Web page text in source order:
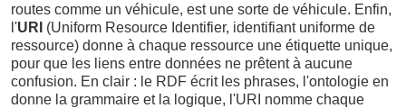
routes comme un véhicule, est une sorte de véhicule. Enfin,
l'URI (Uniform Resource Identifier, identifiant uniforme de
ressource) donne à chaque ressource une étiquette unique,
pour que les liens entre données ne prêtent à aucune
confusion. En clair : le RDF écrit les phrases, l'ontologie en
donne la grammaire et la logique, l'URI nomme chaque